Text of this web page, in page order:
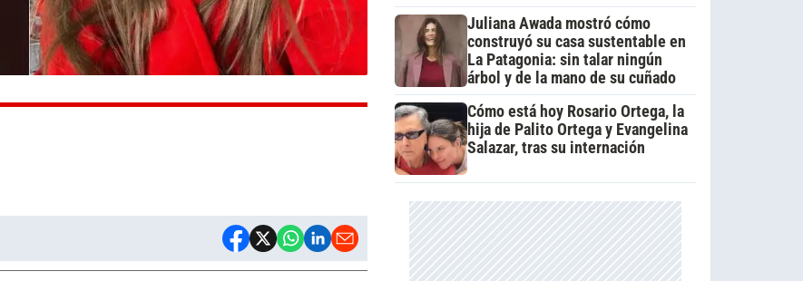
Juliana Awada mostró cómo
construyó su casa sustentable en
La Patagonia: sin talar ningún
árbol y de la mano de su cuñado
Cómo está hoy Rosario Ortega, la
hija de Palito Ortega y Evangelina
Salazar, tras su internación